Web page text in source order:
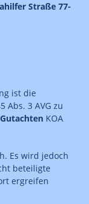
Straße 77-
ist die
Abs. 3 AVG zu
Gutachten KOA
Es wird jedoch
beteiligte
ergreifen